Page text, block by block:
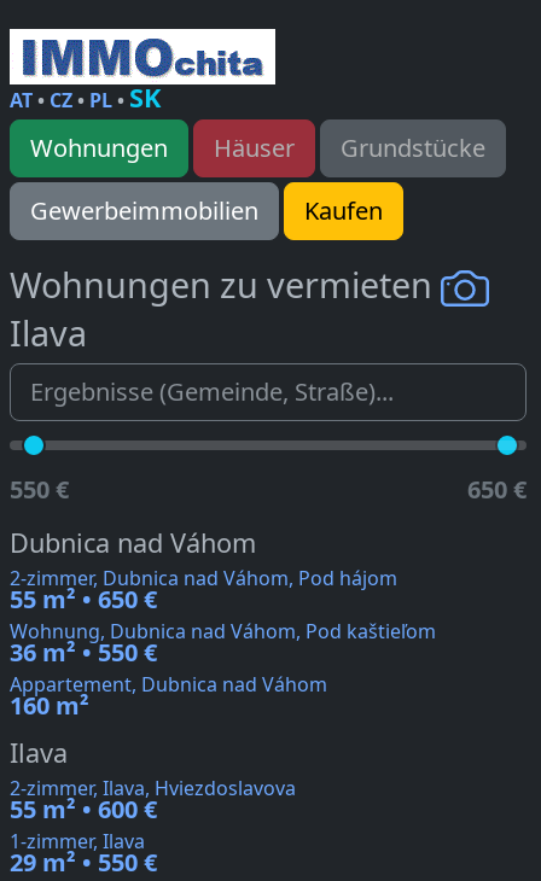
AT• CZ• PL• SK
Wohnungen Häuser
Grundstücke
Gewerbeimmobilien
Kaufen
Wohnungen zu vermieten
Ilava
550 € 650 €
Dubnica nad Váhom
2-zimmer, Dubnica nad Váhom, Pod hájom
55 m² • 650 €
Wohnung, Dubnica nad Váhom, Pod kaštieľom
36 m² • 550 €
Appartement, Dubnica nad Váhom
160 m²
Ilava
2-zimmer, Ilava, Hviezdoslavova
55 m² • 600 €
1-zimmer, Ilava
29 m² • 550 €